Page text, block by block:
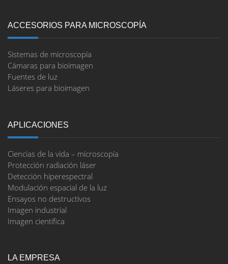
ACCESORIOS PARA MICROSCOPÍA
Sistemas de microscopía
Cámaras para bioimagen
Fuentes de luz
Láseres para bioimagen
APLICACIONES
Ciencias de la vida – microscopía
Protección radiación láser
Detección hiperespectral
Modulación espacial de la luz
Ensayos no destructivos
Imagen industrial
Imagen científica
LA EMPRESA